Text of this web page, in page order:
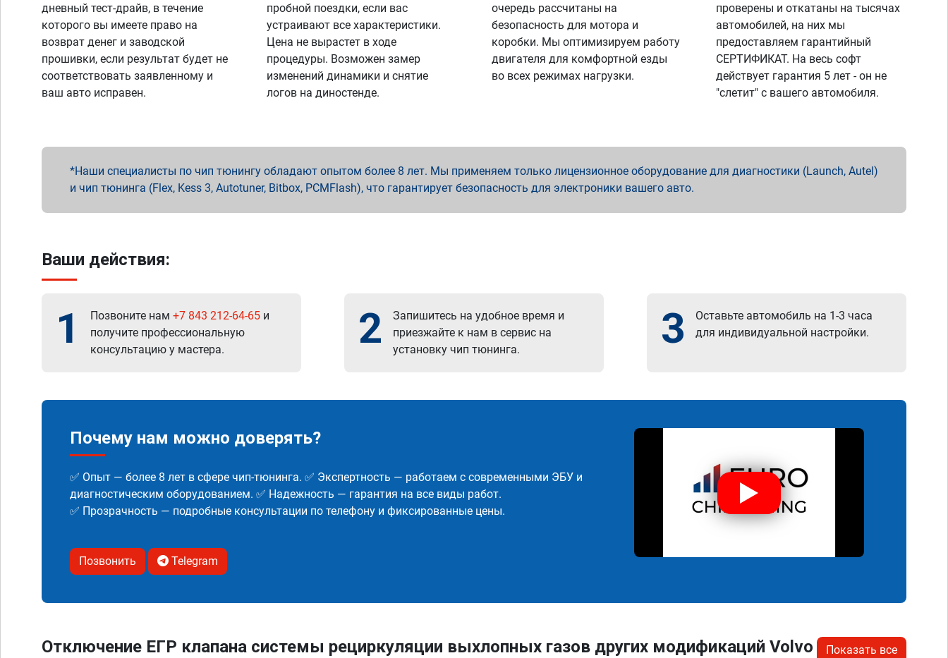
дневный тест-драйв, в течение
которого вы имеете право на
возврат денег и заводской
прошивки, если результат будет не
соответствовать заявленному и
ваш авто исправен.
пробной поездки, если вас
устраивают все характеристики.
Цена не вырастет в ходе
процедуры. Возможен замер
изменений динамики и снятие
логов на диностенде.
очередь рассчитаны на
безопасность для мотора и
коробки. Мы оптимизируем работу
двигателя для комфортной езды
во всех режимах нагрузки.
проверены и откатаны на тысячах
автомобилей, на них мы
предоставляем гарантийный
СЕРТИФИКАТ. На весь софт
действует гарантия 5 лет - он не
"слетит" с вашего автомобиля.
Наши специалисты по чип тюнингу обладают опытом более 8 лет. Мы применяем только лицензионное оборудование для диагностики (Launch, Autel)
и чип тюнинга (Flex, Kess 3, Autotuner, Bitbox, PCMFlash), что гарантирует безопасность для электроники вашего авто.
Ваши действия:
1 Позвоните нам +7 843 212-64-65 и
получите профессиональную
консультацию у мастера.
2
Запишитесь на удобное время и
приезжайте к нам в сервис на
установку чип тюнинга.
3
Оставьте автомобиль на 1-3 часа
для индивидуальной настройки.
Почему нам можно доверять?
✅ Опыт — более 8 лет в сфере чип-тюнинга. ✅ Экспертность — работаем с современными ЭБУ и
диагностическим оборудованием. ✅ Надежность — гарантия на все виды работ.
✅ Прозрачность — подробные консультации по телефону и фиксированные цены.
Позвонить Telegram
Отключение ЕГР клапана системы рециркуляции выхлопных газов других модификаций Volvo
Показать все